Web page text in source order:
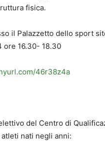
fisica.
il Palazzetto dello sport
ore 16.30- 18.30
46r38z4a
del Centro di
nati negli anni: